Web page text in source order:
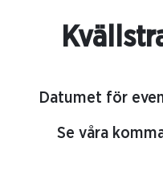
Datumet för
Se våra